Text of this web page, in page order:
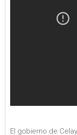
El gobierno de